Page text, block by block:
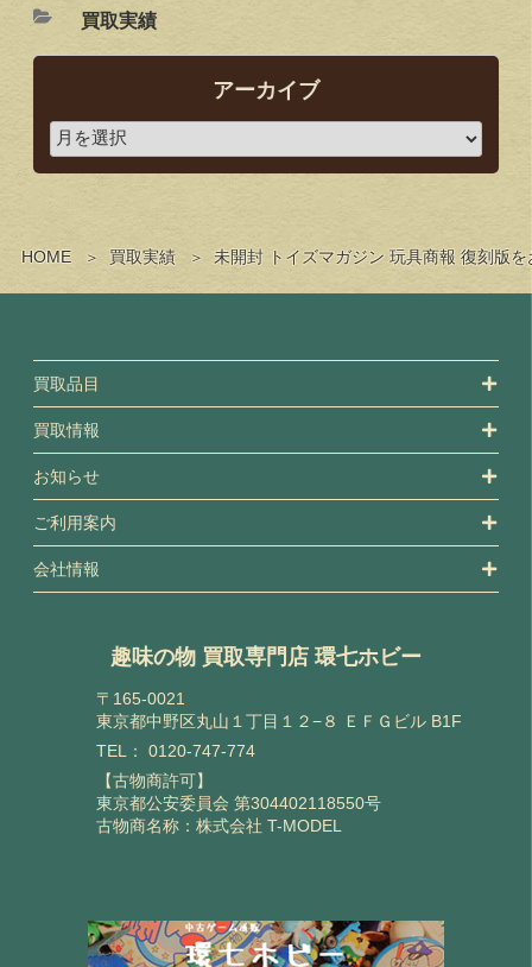
HOME 買取実績 未開封 トイズマガジン 玩具商報 復刻版
買取実績
アーカイブ
買取品目
買取情報
お知らせ
ご利用案内
会社情報
趣味の物 買取専門店 環七ホビー
〒165-0021
東京都中野区丸山１丁目１２−８ ＥＦＧビル B1F
TEL： 0120-747-774
【古物商許可】
東京都公安委員会 第304402118550号
古物商名称：株式会社 T-MODEL